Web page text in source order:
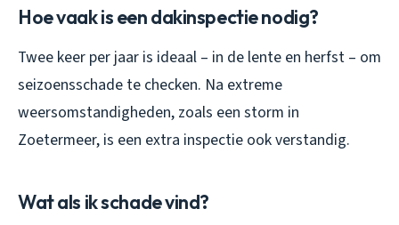
Hoe vaak is een dakinspectie nodig?
Twee keer per jaar is ideaal – in de lente en herfst – om
seizoensschade te checken. Na extreme
weersomstandigheden, zoals een storm in
Zoetermeer, is een extra inspectie ook verstandig.
Wat als ik schade vind?